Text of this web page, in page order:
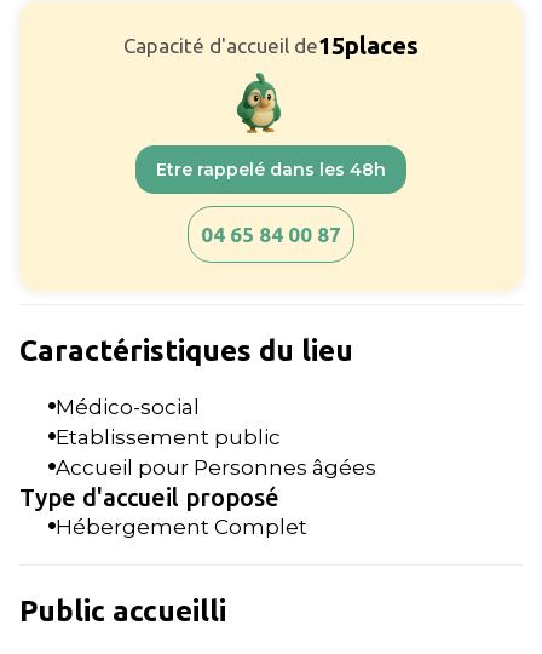
Capacité d'accueil de15places
Etre rappelé dans les 48h
04 65 84 00 87
Caractéristiques du lieu
Médico-social
Etablissement public
Accueil pour Personnes âgées
Type d'accueil proposé
Hébergement Complet
Public accueilli